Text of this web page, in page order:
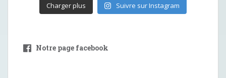
Charger plus Suivre sur Instagram
Notre page facebook